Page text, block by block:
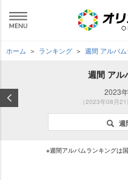
ホーム ランキング 週間 アルバ
週間 アル
2023
（2023年08月
週
※週間アルバムランキングは